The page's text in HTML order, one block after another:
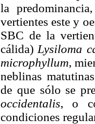
la
vertientes este y
SBC de la
cálida) Lysiloma
microphyllum,
neblinas
de que sólo se
occidentalis, o
condiciones